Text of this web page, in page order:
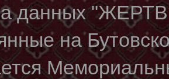
данных
на